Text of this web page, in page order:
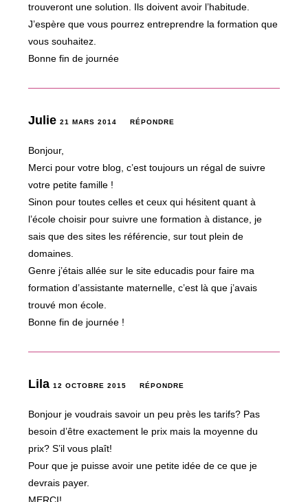
trouveront une solution. Ils doivent avoir l’habitude.
J’espère que vous pourrez entreprendre la formation que
vous souhaitez.
Bonne fin de journée
Julie21 MARS 2014 RÉPONDRE
Bonjour,
Merci pour votre blog, c’est toujours un régal de suivre
votre petite famille !
Sinon pour toutes celles et ceux qui hésitent quant à
l’école choisir pour suivre une formation à distance, je
sais que des sites les référencie, sur tout plein de
domaines.
Genre j’étais allée sur le site educadis pour faire ma
formation d’assistante maternelle, c’est là que j’avais
trouvé mon école.
Bonne fin de journée !
Lila12 OCTOBRE 2015 RÉPONDRE
Bonjour je voudrais savoir un peu près les tarifs? Pas
besoin d’être exactement le prix mais la moyenne du
prix? S’il vous plaît!
Pour que je puisse avoir une petite idée de ce que je
devrais payer.
MERCI!